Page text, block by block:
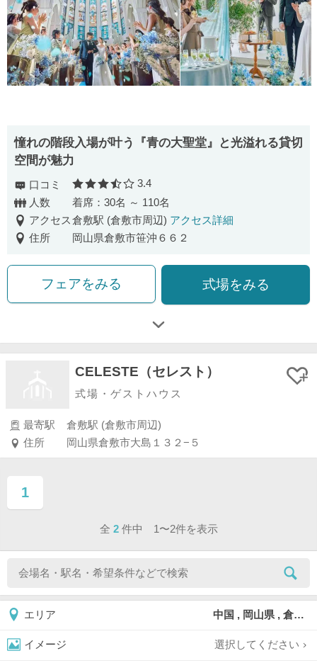
憧れの階段入場が叶う『青の大聖堂』と光溢れる貸切
空間が魅力
口コミ 口コミ評価
3.4
人数
着席：30名 ～ 110名
アクセス倉敷駅 (倉敷市周辺) アクセス詳細
住所
岡山県倉敷市笹沖６６２
フェアをみる 式場をみる
CELESTE（セレスト）
式場・ゲストハウス
最寄駅
倉敷駅 (倉敷市周辺)
住所
岡山県倉敷市大島１３２−５
1
ページ目
全 2 件中 1〜2件を表示
エリア 中国 , 岡山県 , 倉敷
イメージ 選択してください